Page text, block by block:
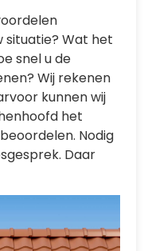
situatie? Wat het
snel u de
Wij rekenen
kunnen wij
het
Nodig
Daar